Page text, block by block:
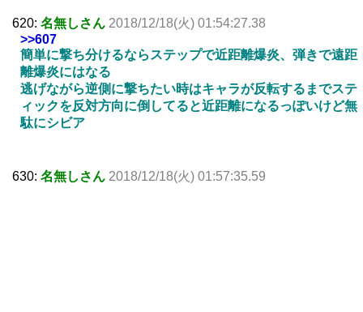
620: 名無しさん 2018/12/18(火) 01:54:27.38
>>607
簡単に撃ち分けるならステップで近距離爆炎、弾きで遠距
離爆炎にはなる
逃げながら逆側に撃ちたい時はキャラが反転するまでステ
ィックを反対方向に倒してると近距離になるっぽいけど無
駄にシビア
630: 名無しさん 2018/12/18(火) 01:57:35.59